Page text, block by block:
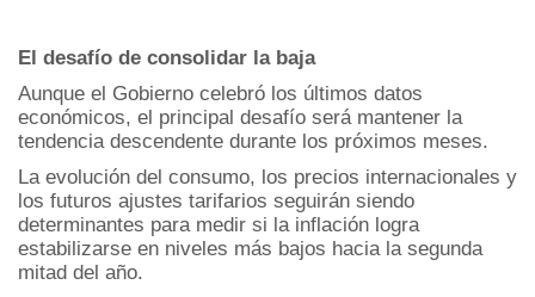
El desafío de consolidar la baja
Aunque el Gobierno celebró los últimos datos
económicos, el principal desafío será mantener la
tendencia descendente durante los próximos meses.
La evolución del consumo, los precios internacionales y
los futuros ajustes tarifarios seguirán siendo
determinantes para medir si la inflación logra
estabilizarse en niveles más bajos hacia la segunda
mitad del año.